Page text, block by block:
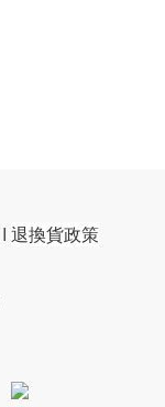
I 退換貨政策